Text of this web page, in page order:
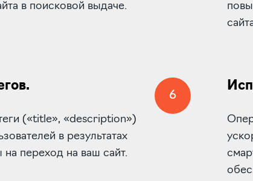
в поисковой выдаче.
(«title», «description»)
в результатах
переход на ваш сайт.
6